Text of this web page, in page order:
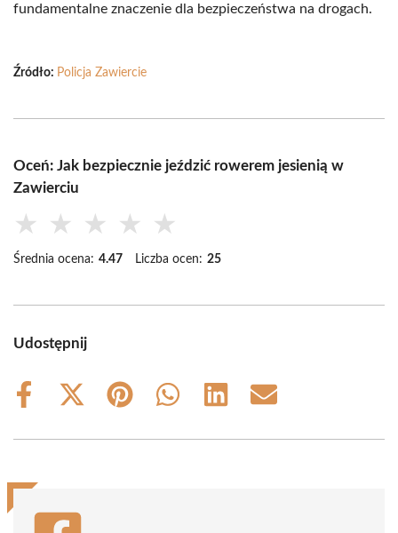
fundamentalne znaczenie dla bezpieczeństwa na drogach.
Źródło: Policja Zawiercie
Oceń: Jak bezpiecznie jeździć rowerem jesienią w
Zawierciu
★ ★ ★ ★ ★
Średnia ocena: 4.47 Liczba ocen: 25
Udostępnij
Share
Share
(Twitter)
Share
Share
Share
Share